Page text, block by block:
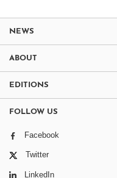
NEWS
ABOUT
EDITIONS
FOLLOW US
Facebook
Twitter
LinkedIn